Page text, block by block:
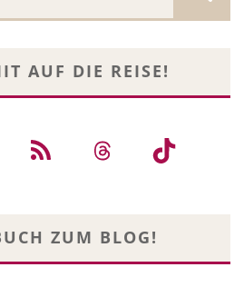
AUF DIE REISE!
ZUM BLOG!